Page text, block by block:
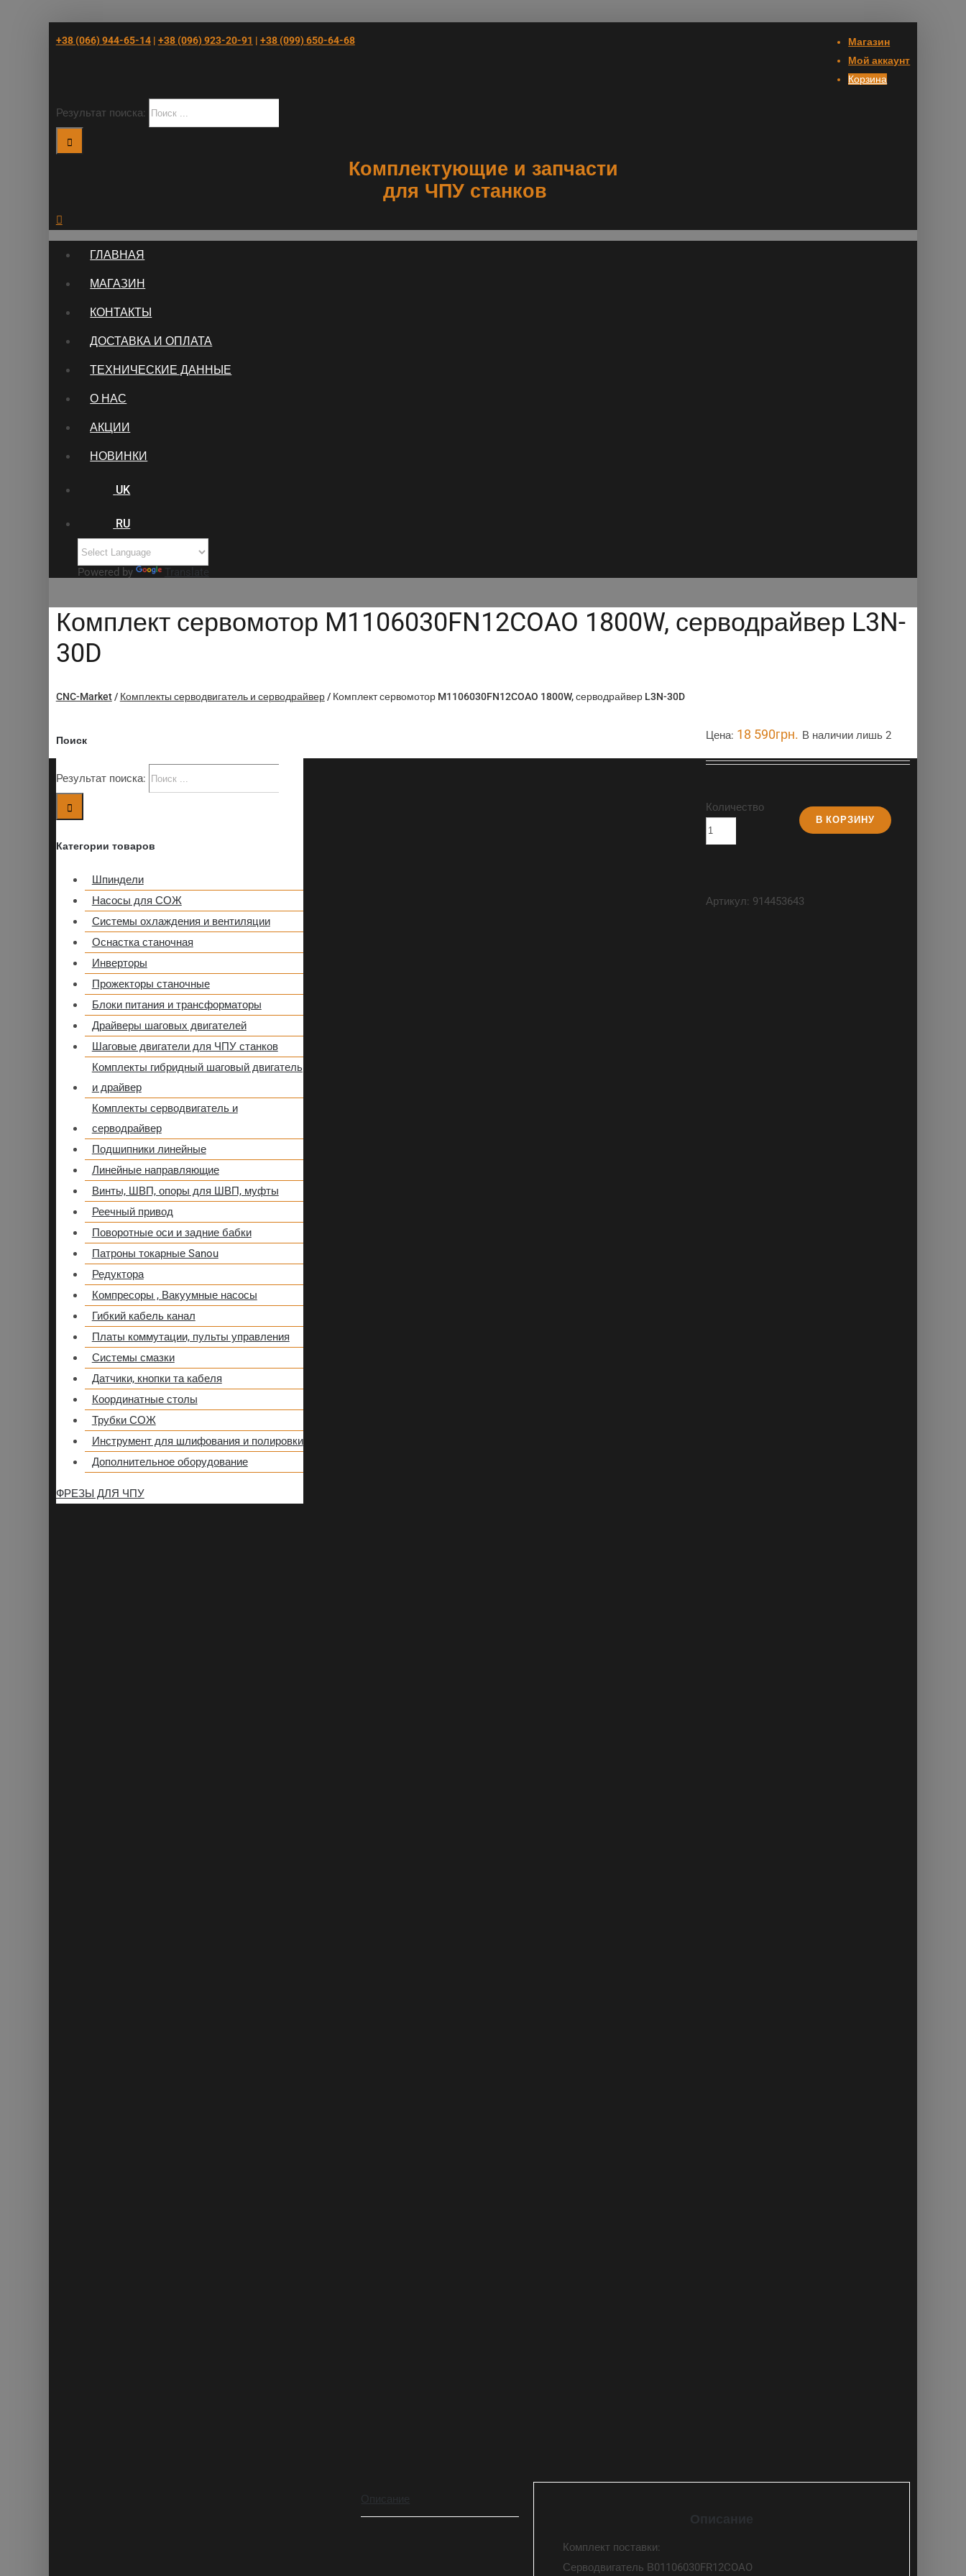
+38 (066) 944-65-14| +38 (096) 923-20-91 | +38 (‎099) 650-64-68
Магазин
Мой аккаунт
Корзина
Результат поиска:
Комплектующие и запчасти
для ЧПУ станков
ГЛАВНАЯ
МАГАЗИН
КОНТАКТЫ
ДОСТАВКА И ОПЛАТА
ТЕХНИЧЕСКИЕ ДАННЫЕ
О НАС
АКЦИИ
НОВИНКИ
UK
RU
Powered by Translate
Комплект сервомотор M1106030FN12COAO 1800W, серводрайвер L3N-
30D
CNC-Market/ Комплекты серводвигатель и серводрайвер/ Комплект сервомотор M1106030FN12COAO 1800W, серводрайвер L3N-30D
Цена: 18 590грн. В наличии лишь 2
Количество
В КОРЗИНУ
Артикул: 914453643
Описание
Описание
Комплект поставки:
Серводвигатель В01106030FR12COAO
Поиск
Результат поиска:
Категории товаров
Шпиндели
Насосы для СОЖ
Системы охлаждения и вентиляции
Оснастка станочная
Инверторы
Прожекторы станочные
Блоки питания и трансформаторы
Драйверы шаговых двигателей
Шаговые двигатели для ЧПУ станков
Комплекты гибридный шаговый двигатель
и драйвер
Комплекты серводвигатель и
серводрайвер
Подшипники линейные
Линейные направляющие
Винты, ШВП, опоры для ШВП, муфты
Реечный привод
Поворотные оси и задние бабки
Патроны токарные Sanou
Редуктора
Компресоры , Вакуумные насосы
Гибкий кабель канал
Платы коммутации, пульты управления
Системы смазки
Датчики, кнопки та кабеля
Координатные столы
Трубки СОЖ
Инструмент для шлифования и полировки
Дополнительное оборудование
ФРЕЗЫ ДЛЯ ЧПУ